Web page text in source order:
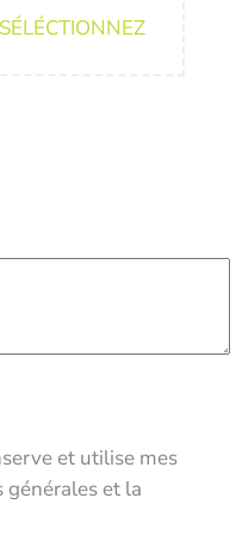
SÉLÉCTIONNEZ
générales et la